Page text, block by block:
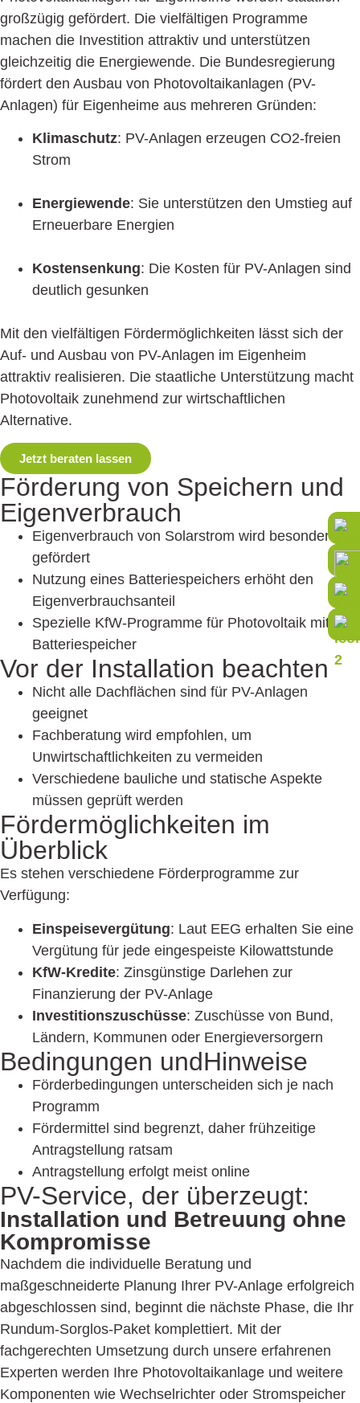
großzügig gefördert. Die vielfältigen Programme
machen die Investition attraktiv und unterstützen
gleichzeitig die Energiewende. Die Bundesregierung
fördert den Ausbau von Photovoltaikanlagen (PV-
Anlagen) für Eigenheime aus mehreren Gründen:
Klimaschutz: PV-Anlagen erzeugen CO2-freien
Strom
Energiewende: Sie unterstützen den Umstieg auf
Erneuerbare Energien
Kostensenkung: Die Kosten für PV-Anlagen sind
deutlich gesunken
Mit den vielfältigen Fördermöglichkeiten lässt sich der
Auf- und Ausbau von PV-Anlagen im Eigenheim
attraktiv realisieren. Die staatliche Unterstützung macht
Photovoltaik zunehmend zur wirtschaftlichen
Alternative.
Jetzt beraten lassen
Förderung von Speichern und
Eigen­verbrauch
Eigenverbrauch von Solarstrom wird besonders
gefördert
Nutzung eines Batteriespeichers erhöht den
Eigenverbrauchsanteil
Spezielle KfW-Programme für Photovoltaik mit
Batteriespeicher
Vor der Installation beachten
Nicht alle Dachflächen sind für PV-Anlagen
geeignet
Fachberatung wird empfohlen, um
Unwirtschaftlichkeiten zu vermeiden
Verschiedene bauliche und statische Aspekte
müssen geprüft werden
Fördermöglich­keiten im
Überblick
Es stehen verschiedene Förderprogramme zur
Verfügung:
Einspeisevergütung: Laut EEG erhalten Sie eine
Vergütung für jede eingespeiste Kilowattstunde
KfW-Kredite: Zinsgünstige Darlehen zur
Finanzierung der PV-Anlage
Investitionszuschüsse: Zuschüsse von Bund,
Ländern, Kommunen oder Energieversorgern
Bedingungen undHinweise
Förderbedingungen unterscheiden sich je nach
Programm
Fördermittel sind begrenzt, daher frühzeitige
Antragstellung ratsam
Antragstellung erfolgt meist online
PV-Service, der überzeugt:
Installation und Betreuung ohne
Kompromisse
Nachdem die individuelle Beratung und
maßgeschneiderte Planung Ihrer PV-Anlage erfolgreich
abgeschlossen sind, beginnt die nächste Phase, die Ihr
Rundum-Sorglos-Paket komplettiert. Mit der
fachgerechten Umsetzung durch unsere erfahrenen
Experten werden Ihre Photovoltaikanlage und weitere
Komponenten wie Wechselrichter oder Stromspeicher